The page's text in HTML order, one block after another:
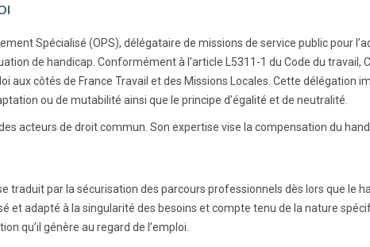
Spécialisé (OPS), délégataire de missions de service public pour
de handicap. Conformément à l’article L5311-1 du Code du travail,
aux côtés de France Travail et des Missions Locales. Cette délégation
ou de mutabilité ainsi que le principe d’égalité et de neutralité.
acteurs de droit commun. Son expertise vise la compensation du
traduit par la sécurisation des parcours professionnels dès lors que le
et adapté à la singularité des besoins et compte tenu de la nature
qu’il génère au regard de l’emploi.